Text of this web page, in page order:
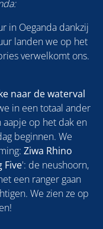
in Oeganda dankzij
landen we op het
verwelkomt ons.
naar de waterval
in een totaal ander
aapje op het dak en
beginnen. We
Ziwa Rhino
Five': de neushoorn,
een ranger gaan
We zien ze op